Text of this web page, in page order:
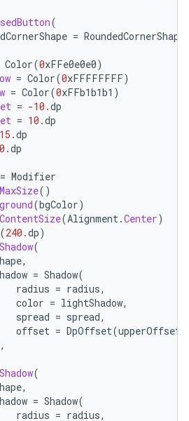
(
= RoundedCornerShape
Color(0xFFe0e0e0)
= Color(0xFFFFFFFF)
= Color(0xFFb1b1b1 )
= -10.dp
= 10.dp
15.dp
0.dp
= Modifier
()
(bgColor)
(Alignment .Center)
(240.dp)
(
,
= Shadow(
radius = radius,
color = lightShadow,
spread = spread,
offset = DpOffset(upperOffset
(
,
= Shadow(
radius = radius,